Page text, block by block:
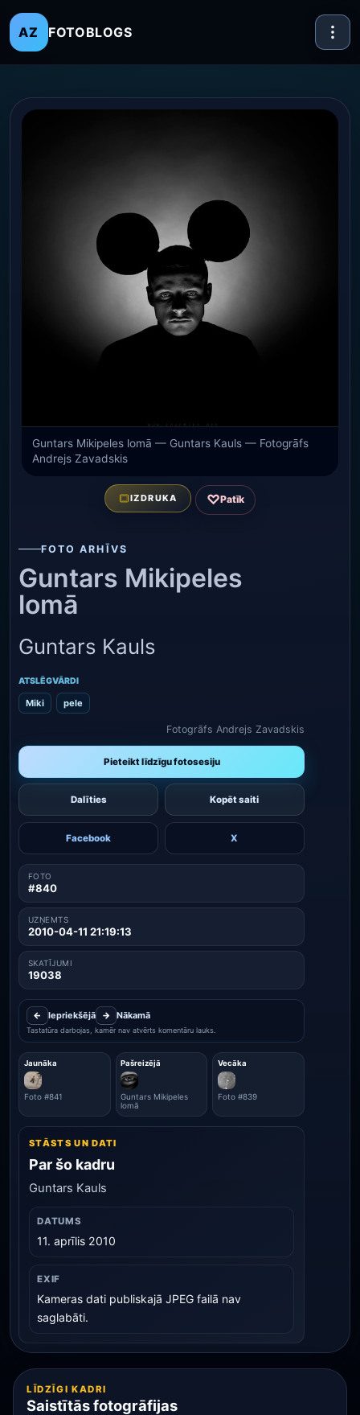
AZ FOTOBLOGS
Guntars Mikipeles lomā — Guntars Kauls — Fotogrāfs
Andrejs Zavadskis
IZDRUKA ♡Patīk
FOTO ARHĪVS
Guntars Mikipeles
lomā
Guntars Kauls
ATSLĒGVĀRDI
Miki pele
Fotogrāfs Andrejs Zavadskis
Pieteikt līdzīgu fotosesiju
Dalīties Kopēt saiti
Facebook X
FOTO
#840
UZŅEMTS
2010-04-11 21:19:13
SKATĪJUMI
19038
← Iepriekšējā → Nākamā
Tastatūra darbojas, kamēr nav atvērts komentāru lauks.
Jaunāka
Foto #841
Pašreizējā
Guntars Mikipeles
lomā
Vecāka
Foto #839
STĀSTS UN DATI
Par šo kadru
Guntars Kauls
DATUMS
11. aprīlis 2010
EXIF
Kameras dati publiskajā JPEG failā nav
saglabāti.
LĪDZĪGI KADRI
Saistītās fotogrāfijas